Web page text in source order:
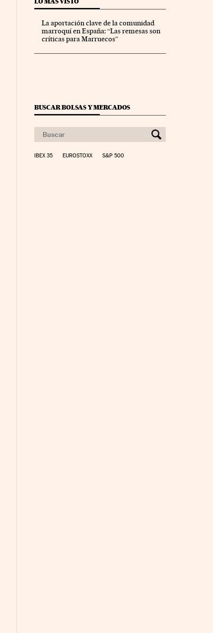
La aportación clave de la comunidad
marroquí en España: “Las remesas son
críticas para Marruecos”
BUSCAR BOLSAS Y MERCADOS
IBEX 35 EUROSTOXX S&P 500